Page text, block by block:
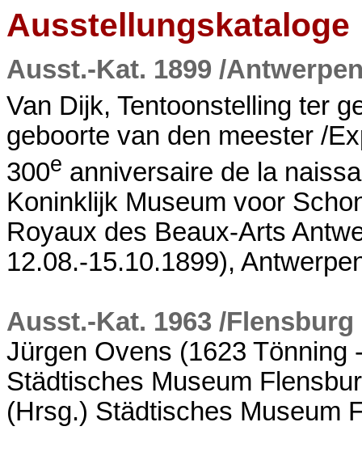
Ausstellungskataloge
Ausst.-Kat. 1899 /
Van Dijk, Tentoonstelling ter
geboorte van den meester /
300e anniversaire de la
Koninklijk Museum voor
Royaux des Beaux-Arts
12.08.-15.10.1899),
Ausst.-Kat. 1963 /Flensburg
Jürgen Ovens (1623 Tönning
Städtisches Museum
(Hrsg.) Städtisches Museum